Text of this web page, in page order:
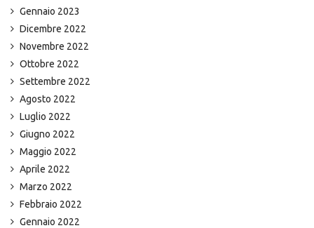
Gennaio 2023
Dicembre 2022
Novembre 2022
Ottobre 2022
Settembre 2022
Agosto 2022
Luglio 2022
Giugno 2022
Maggio 2022
Aprile 2022
Marzo 2022
Febbraio 2022
Gennaio 2022